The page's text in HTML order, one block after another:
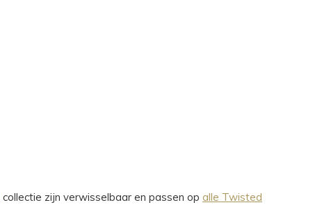
collectie zijn verwisselbaar en passen op alle Twisted